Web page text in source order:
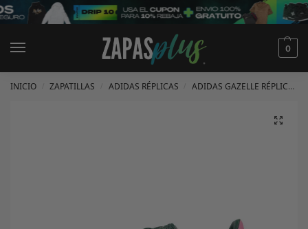
0
INICIO ZAPATILLAS ADIDAS RÉPLICAS ADIDAS GAZELLE RÉPLICAS